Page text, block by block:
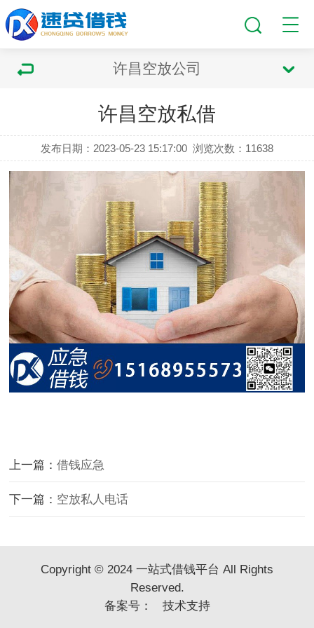
许昌空放公司
许昌空放私借
发布日期：2023-05-23 15:17:00 浏览次数： 11638
上一篇：借钱应急
下一篇： 空放私人电话
Copyright © 2024 一站式借钱平台 All Rights
Reserved.
备案号：
技术支持